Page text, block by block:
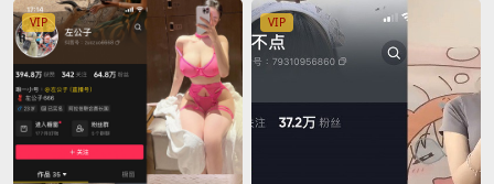
VIP VIP